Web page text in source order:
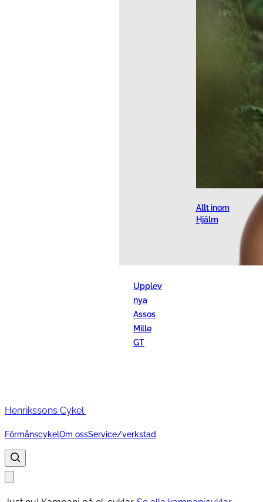
Upplev
nya
Assos
Mille
GT
Allt inom
Hjälm
Henrikssons Cykel
FörmånscykelOm ossService/verkstad